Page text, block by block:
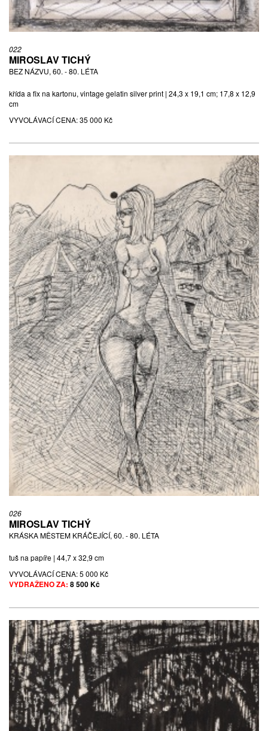
022
MIROSLAV TICHÝ
BEZ NÁZVU, 60. - 80. LÉTA
křída a fix na kartonu, vintage gelatin silver print | 24,3 x 19,1 cm; 17,8 x 12,9
cm
VYVOLÁVACÍ CENA:35 000 Kč
026
MIROSLAV TICHÝ
KRÁSKA MĚSTEM KRÁČEJÍCÍ, 60. - 80. LÉTA
tuš na papíře | 44,7 x 32,9 cm
VYVOLÁVACÍ CENA:5 000 Kč
VYDRAŽENO ZA: 8 500 Kč